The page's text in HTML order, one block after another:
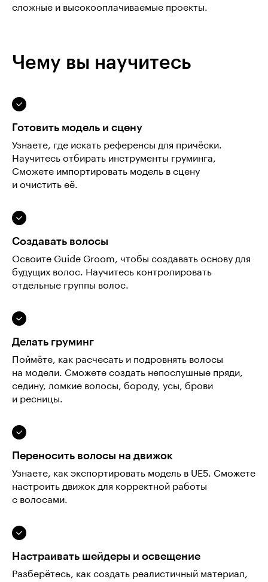
сложные и высокооплачиваемые проекты.
Чему вы научитесь
Готовить модель и сцену
Узнаете, где искать референсы для причёски.
Научитесь отбирать инструменты груминга,
Сможете импортировать модель в сцену
и очистить её.
Создавать волосы
Освоите Guide Groom, чтобы создавать основу для
будущих волос. Научитесь контролировать
отдельные группы волос.
Делать груминг
Поймёте, как расчесать и подровнять волосы
на модели. Сможете создать непослушные пряди,
седину, ломкие волосы, бороду, усы, брови
и ресницы.
Переносить волосы на движок
Узнаете, как экспортировать модель в UE5. Сможете
настроить движок для корректной работы
с волосами.
Настраивать шейдеры и освещение
Разберётесь, как создать реалистичный материал,